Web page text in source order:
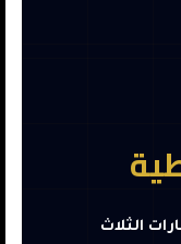
الثلاث